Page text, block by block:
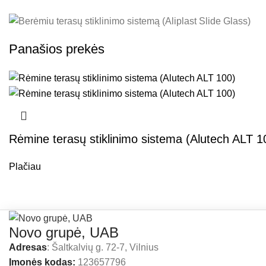
Panašios prekės
Rėmine terasų stiklinimo sistema (Alutech ALT
Plačiau
Novo grupė, UAB
Adresas: Šaltkalvių g. 72-7, Vilnius
Įmonės kodas: 123657796